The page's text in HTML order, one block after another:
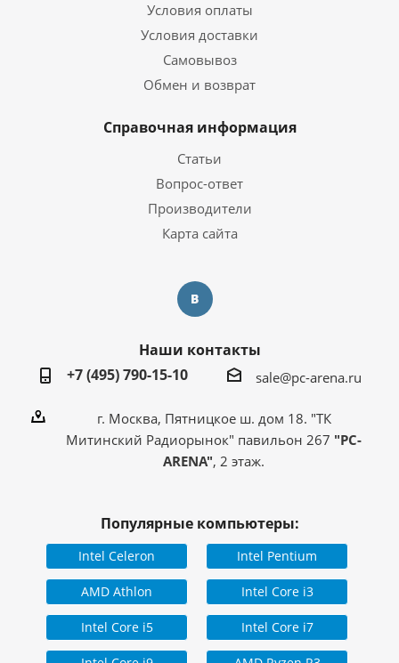
Условия оплаты
Условия доставки
Самовывоз
Обмен и возврат
Справочная информация
Статьи
Вопрос-ответ
Производители
Карта сайта
Наши контакты
+7 (495) 790-15-10
sale@pc-arena.ru
г. Москва, Пятницкое ш. дом 18. "ТК
Митинский Радиорынок" павильон 267 "PC-
ARENA", 2 этаж.
Популярные компьютеры:
Intel Celeron Intel Pentium
AMD Athlon Intel Core i3
Intel Core i5 Intel Core i7